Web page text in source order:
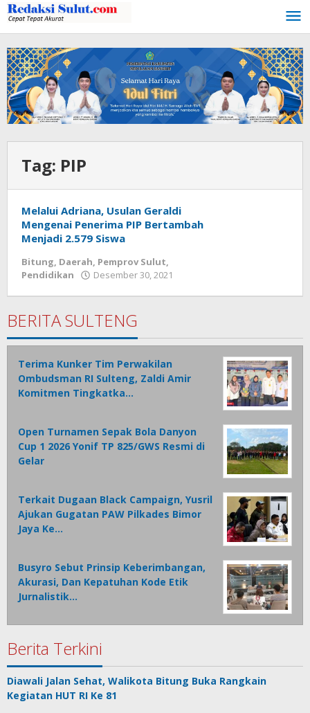
Lewati
ke
konten
Tag: PIP
Melalui Adriana, Usulan Geraldi
Mengenai Penerima PIP Bertambah
Menjadi 2.579 Siswa
Bitung, Daerah, Pemprov Sulut,
Pendidikan
Desember 30, 2021
BERITA SULTENG
Terima Kunker Tim Perwakilan
Ombudsman RI Sulteng, Zaldi Amir
Komitmen Tingkatka…
Open Turnamen Sepak Bola Danyon
Cup 1 2026 Yonif TP 825/GWS Resmi di
Gelar
Terkait Dugaan Black Campaign, Yusril
Ajukan Gugatan PAW Pilkades Bimor
Jaya Ke…
Busyro Sebut Prinsip Keberimbangan,
Akurasi, Dan Kepatuhan Kode Etik
Jurnalistik…
Berita Terkini
Diawali Jalan Sehat, Walikota Bitung Buka Rangkain
Kegiatan HUT RI Ke 81